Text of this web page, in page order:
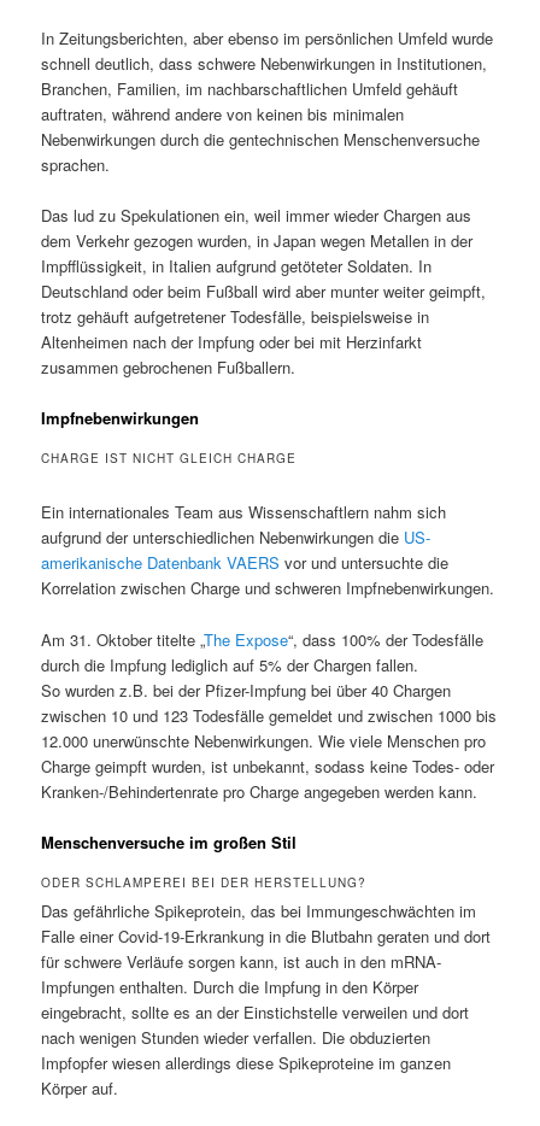
In Zeitungsberichten, aber ebenso im persönlichen Umfeld wurde
schnell deutlich, dass schwere Nebenwirkungen in Institutionen,
Branchen, Familien, im nachbarschaftlichen Umfeld gehäuft
auftraten, während andere von keinen bis minimalen
Nebenwirkungen durch die gentechnischen Menschenversuche
sprachen.
Das lud zu Spekulationen ein, weil immer wieder Chargen aus
dem Verkehr gezogen wurden, in Japan wegen Metallen in der
Impfflüssigkeit, in Italien aufgrund getöteter Soldaten. In
Deutschland oder beim Fußball wird aber munter weiter geimpft,
trotz gehäuft aufgetretener Todesfälle, beispielsweise in
Altenheimen nach der Impfung oder bei mit Herzinfarkt
zusammen gebrochenen Fußballern.
Impfnebenwirkungen
CHARGE IST NICHT GLEICH CHARGE
Ein internationales Team aus Wissenschaftlern nahm sich
aufgrund der unterschiedlichen Nebenwirkungen die US-
amerikanische Datenbank VAERS vor und untersuchte die
Korrelation zwischen Charge und schweren Impfnebenwirkungen.
Am 31. Oktober titelte „The Expose“, dass 100% der Todesfälle
durch die Impfung lediglich auf 5% der Chargen fallen.
So wurden z.B. bei der Pfizer-Impfung bei über 40 Chargen
zwischen 10 und 123 Todesfälle gemeldet und zwischen 1000 bis
12.000 unerwünschte Nebenwirkungen. Wie viele Menschen pro
Charge geimpft wurden, ist unbekannt, sodass keine Todes- oder
Kranken-/Behindertenrate pro Charge angegeben werden kann.
Menschenversuche im großen Stil
ODER SCHLAMPEREI BEI DER HERSTELLUNG?
Das gefährliche Spikeprotein, das bei Immungeschwächten im
Falle einer Covid-19-Erkrankung in die Blutbahn geraten und dort
für schwere Verläufe sorgen kann, ist auch in den mRNA-
Impfungen enthalten. Durch die Impfung in den Körper
eingebracht, sollte es an der Einstichstelle verweilen und dort
nach wenigen Stunden wieder verfallen. Die obduzierten
Impfopfer wiesen allerdings diese Spikeproteine im ganzen
Körper auf.